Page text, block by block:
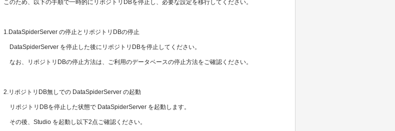
このため、以下の手順で一時的にリポジトリDBを停止し、必要な設定を移行してください。
1.DataSpiderServer の停止とリポジトリDBの停止
DataSpiderServer を停止した後にリポジトリDBを停止してください。
なお、リポジトリDBの停止方法は、ご利用のデータベースの停止方法をご確認ください。
2.リポジトリDB無しでの DataSpiderServer の起動
リポジトリDBを停止した状態で DataSpiderServer を起動します。
その後、Studio を起動し以下2点ご確認ください。